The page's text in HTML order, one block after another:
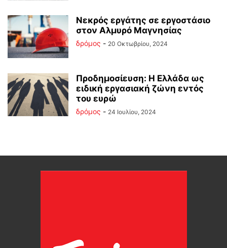
Νεκρός εργάτης σε εργοστάσιο
στον Αλμυρό Μαγνησίας
δρόμος - 20 Οκτωβρίου, 2024
Προδημοσίευση: Η Ελλάδα ως
ειδική εργασιακή ζώνη εντός
του ευρώ
δρόμος - 24 Ιουλίου, 2024